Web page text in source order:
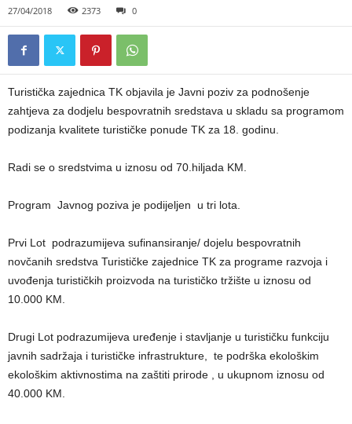
27/04/2018 2373 0
Turistička zajednica TK objavila je Javni poziv za podnošenje
zahtjeva za dodjelu bespovratnih sredstava u skladu sa programom
podizanja kvalitete turističke ponude TK za 18. godinu.
Radi se o sredstvima u iznosu od 70.hiljada KM.
Program Javnog poziva je podijeljen u tri lota.
Prvi Lot podrazumijeva sufinansiranje/ dojelu bespovratnih
novčanih sredstva Turističke zajednice TK za programe razvoja i
uvođenja turističkih proizvoda na turističko tržište u iznosu od
10.000 KM.
Drugi Lot podrazumijeva uređenje i stavljanje u turističku funkciju
javnih sadržaja i turističke infrastrukture, te podrška ekološkim
ekološkim aktivnostima na zaštiti prirode , u ukupnom iznosu od
40.000 KM.